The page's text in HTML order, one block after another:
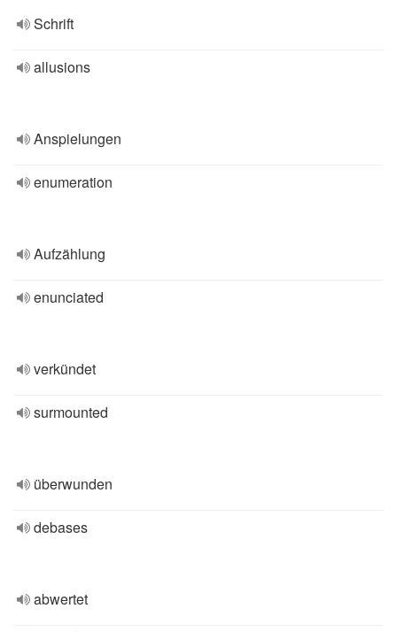
Schrift
allusions
Anspielungen
enumeration
Aufzählung
enunciated
verkündet
surmounted
überwunden
debases
abwertet